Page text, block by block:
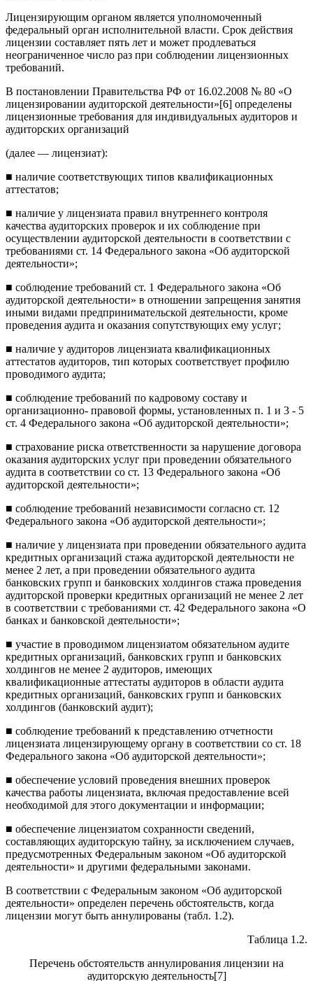
Лицензирующим органом является уполномоченный
федераль­ный орган исполнительной власти. Срок действия
лицензии состав­ляет пять лет и может продлеваться
неограниченное число раз при соблюдении лицензионных
требований.
В постановлении Правительства РФ от 16.02.2008 № 80 «О
лицен­зировании аудиторской деятельности»[6] определены
лицензионные требования для индивидуальных аудиторов и
аудиторских организаций
(далее — лицензиат):
■ наличие соответствующих типов квалификационных
аттестатов;
■ наличие у лицензиата правил внутреннего контроля
качества аудиторских проверок и их соблюдение при
осуществлении аудиторс­кой деятельности в соответствии с
требованиями ст. 14 Федерального закона «Об аудиторской
деятельности»;
■ соблюдение требований ст. 1 Федерального закона «Об
аудитор­ской деятельности» в отношении запрещения занятия
иными видами предпринимательской деятельности, кроме
проведения аудита и ока­зания сопутствующих ему услуг;
■ наличие у аудиторов лицензиата квалификационных
аттестатов аудиторов, тип которых соответствует профилю
проводимого аудита;
■ соблюдение требований по кадровому составу и
организацион­но- правовой формы, установленных п. 1 и 3 - 5
ст. 4 Федерального закона «Об аудиторской деятельности»;
■ страхование риска ответственности за нарушение договора
ока­зания аудиторских услуг при проведении обязательного
аудита в со­ответствии со ст. 13 Федерального закона «Об
аудиторской деятель­ности»;
■ соблюдение требований независимости согласно ст. 12
Феде­рального закона «Об аудиторской деятельности»;
■ наличие у лицензиата при проведении обязательного аудита
кредитных организаций стажа аудиторской деятельности не
менее 2 лет, а при проведении обязательного аудита
банковских групп и бан­ковских холдингов стажа проведения
аудиторской проверки кредит­ных организаций не менее 2 лет
в соответствии с требованиями ст. 42 Федерального закона «О
банках и банковской деятельности»;
■ участие в проводимом лицензиатом обязательном аудите
кре­дитных организаций, банковских групп и банковских
холдингов не менее 2 аудиторов, имеющих
квалификационные аттестаты аудиторов в области аудита
кредитных организаций, банковских групп и банков­ских
холдингов (банковский аудит);
■ соблюдение требований к представлению отчетности
лицензиа­та лицензирующему органу в соответствии со ст. 18
Федерального за­кона «Об аудиторской деятельности»;
■ обеспечение условий проведения внешних проверок
качества работы лицензиата, включая предоставление всей
необходимой для этого документации и информации;
■ обеспечение лицензиатом сохранности сведений,
составляющих аудиторскую тайну, за исключением случаев,
предусмотренных Фе­деральным законом «Об аудиторской
деятельности» и другими феде­ральными законами.
В соответствии с Федеральным законом «Об аудиторской
деятель­ности» определен перечень обстоятельств, когда
лицензии могут быть аннулированы (табл. 1.2).
Таблица 1.2.
Перечень обстоятельств аннулирования лицензии на
аудиторскую деятельность[7]